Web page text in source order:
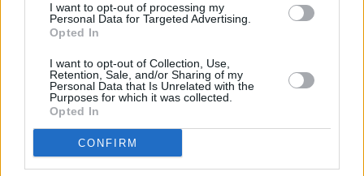
I want to opt-out of processing my
Personal Data for Targeted Advertising.
Opted In
I want to opt-out of Collection, Use,
Retention, Sale, and/or Sharing of my
Personal Data that Is Unrelated with the
Purposes for which it was collected.
Opted In
CONFIRM
Polityka
20 lutego 2012, 15:56
IPN chce nowych dokumentów o TW
"Bolku"